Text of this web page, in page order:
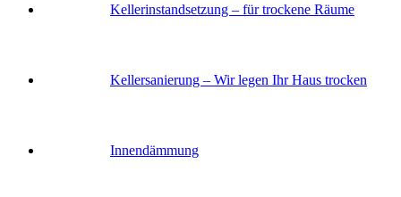
Keller­instandsetzung – für trockene Räume
Keller­sanierung – Wir legen Ihr Haus trocken
Innendämmung